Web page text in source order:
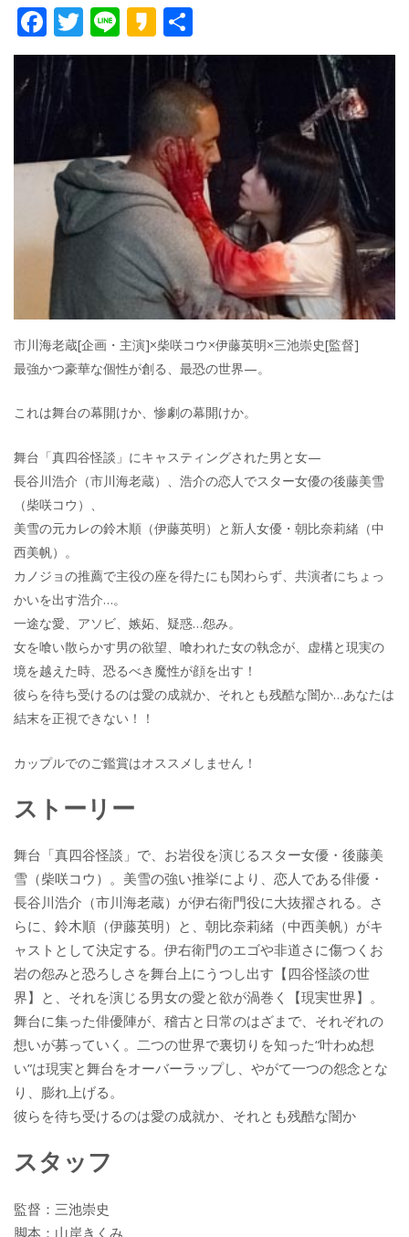
F
ac
e
b
o
k
T
w
Li
n
e
K
a
k
a
o
有
市川海老蔵[企画・主演]×柴咲コウ×伊藤英明×三池崇史[監督]
最強かつ豪華な個性が創る、最恐の世界—。
これは舞台の幕開けか、惨劇の幕開けか。
舞台「真四谷怪談」にキャスティングされた男と女—
長谷川浩介（市川海老蔵）、浩介の恋人でスター女優の後藤美雪
（柴咲コウ）、
美雪の元カレの鈴木順（伊藤英明）と新人女優・朝比奈莉緒（中
西美帆）。
カノジョの推薦で主役の座を得たにも関わらず、共演者にちょっ
かいを出す浩介…。
一途な愛、アソビ、嫉妬、疑惑…怨み。
女を喰い散らかす男の欲望、喰われた女の執念が、虚構と現実の
境を越えた時、恐るべき魔性が顔を出す！
彼らを待ち受けるのは愛の成就か、それとも残酷な闇か…あなたは
結末を正視できない！！
カップルでのご鑑賞はオススメしません！
ストーリー
舞台「真四谷怪談」で、お岩役を演じるスター女優・後藤美
雪（柴咲コウ）。美雪の強い推挙により、恋人である俳優・
長谷川浩介（市川海老蔵）が伊右衛門役に大抜擢される。さ
らに、鈴木順（伊藤英明）と、朝比奈莉緒（中西美帆）がキ
ャストとして決定する。伊右衛門のエゴや非道さに傷つくお
岩の怨みと恐ろしさを舞台上にうつし出す【四谷怪談の世
界】と、それを演じる男女の愛と欲が渦巻く【現実世界】。
舞台に集った俳優陣が、稽古と日常のはざまで、それぞれの
想いが募っていく。二つの世界で裏切りを知った“叶わぬ想
い”は現実と舞台をオーバーラップし、やがて一つの怨念とな
り、膨れ上げる。
彼らを待ち受けるのは愛の成就か、それとも残酷な闇か
スタッフ
監督：三池崇史
脚本：山岸きくみ